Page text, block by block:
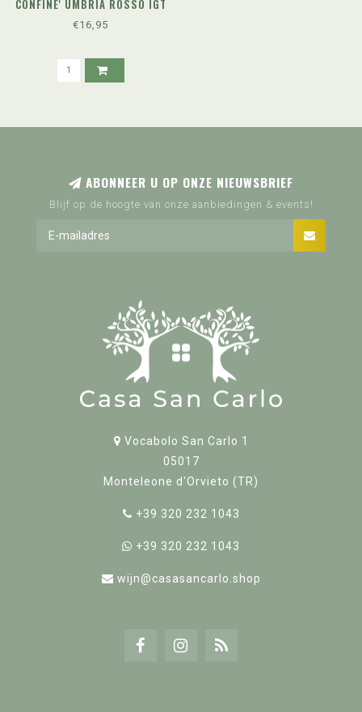
CONFINE' UMBRIA ROSSO IGT
(2022)
€16,95
ABONNEER U OP ONZE NIEUWSBRIEF
Blijf op de hoogte van onze aanbiedingen & events!
Vocabolo San Carlo 1
05017
Monteleone d'Orvieto (TR)
+39 320 232 1043
+39 320 232 1043
wijn@casasancarlo.shop